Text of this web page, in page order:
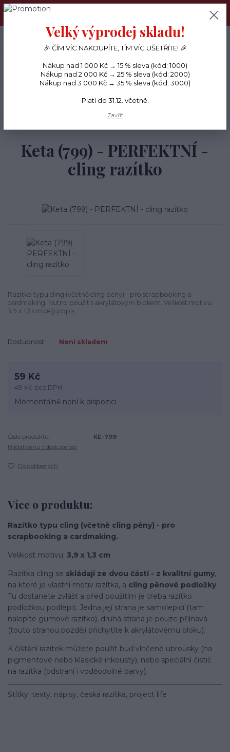
PŘÁNÍČKA a PAPÍROVÉ DÁRKY odesílám každý den, KREATIVNÍ
Menu
CZK
+420 734 380 930
(Po-Ne, 8-20 hod.)
Keta (799) - PERFEKTNÍ -
cling razítko
Razítko typu cling (včetně cling pěny) - pro scrapbooking a
cardmaking. Nutno použít s akrylátovým blokem. Velikost motivu:
3,9 x 1,3 cm celý popis
Dostupnost Není skladem
59 Kč
49 Kč bez DPH
Momentálně není k dispozici
Číslo produktu:
KE-799
Hlídat cenu / dostupnost
Do oblíbených
Více o produktu:
Razítko typu cling (včetně cling pěny) - pro
scrapbooking a cardmaking.
Velikost motivu: 3,9 x 1,3 cm
Razítka cling se skládají ze dvou částí - z kvalitní gumy,
na které je vlastní motiv razítka, a cling pěnové podložky.
Tu dostanete zvlášť a před použitím je třeba razítko
podložkou podlepit. Jedna její strana je samolepicí (tam
nalepíte gumové razítko), druhá strana je pouze přilnavá
(touto stranou později přichytíte k akrylátovému bloku).
K čištění razítek můžete použít buď vlhčené ubrousky (na
pigmentové nebo klasické inkousty), nebo speciální čistič
na razítka (odstraní i voděodolné barvy).
Štítky: texty, nápisy, česká razítka, project life
Velký výprodej skladu!
🎉 ČÍM VÍC NAKOUPÍTE, TÍM VÍC UŠETŘÍTE! 🎉
Nákup nad 1 000 Kč → 15 % sleva (kód: 1000)
Nákup nad 2 000 Kč → 25 % sleva (kód: 2000)
Nákup nad 3 000 Kč → 35 % sleva (kód: 3000)
Platí do 31.12. včetně.
Zavřít